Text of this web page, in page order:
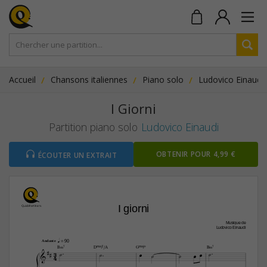
Accueil Chansons italiennes Piano solo Ludovico Einaudi
I Giorni
Partition piano solo Ludovico Einaudi
ÉCOUTER UN EXTRAIT OBTENIR POUR 4,99 €
Musique de
Ludovico Einaudi
I giorni
q = 90
3
4

Andante
B‹7 DŒ„Š7/A GŒ„Š9 B‹7
       